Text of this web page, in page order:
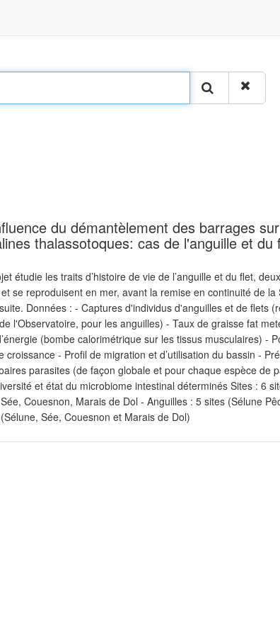
du démantèlement des barrages
thalassotoques: cas de l'anguille et du
étudie les traits d’histoire de vie de l’anguille et du flet,
se reproduisent en mer, avant la remise en continuité de la
Données : - Captures d'individus d'anguilles et de flets
l'Observatoire, pour les anguilles) - Taux de graisse fat
(bombe calorimétrique sur les tissus musculaires) -
croissance - Profil de migration et d’utilisation du bassin -
parasites (de façon globale et pour chaque espèce de
et état du microbiome intestinal déterminés Sites : 6
Couesnon, Marais de Dol - Anguilles : 5 sites (Sélune
Sée, Couesnon et Marais de Dol)